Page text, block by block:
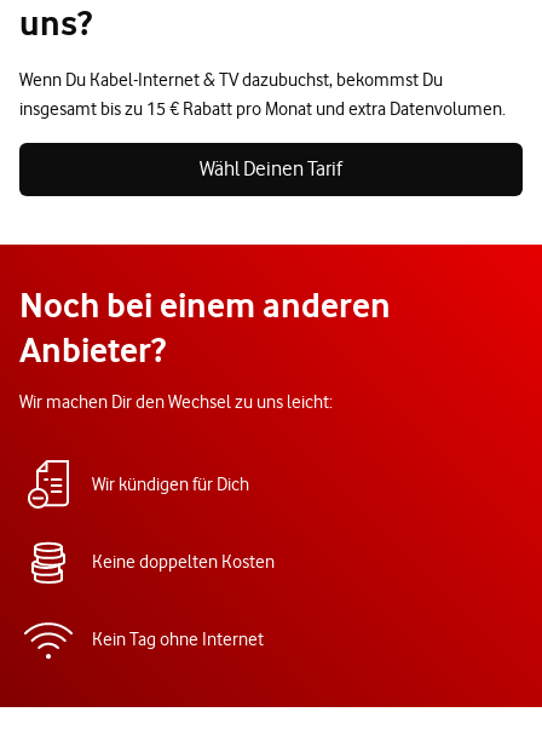
uns?
Wenn Du Kabel-Internet & TV dazubuchst, bekommst Du
insgesamt bis zu 15 € Rabatt pro Monat und extra Datenvolumen.
Wähl Deinen Tarif
Noch bei einem anderen
Anbieter?
Wir machen Dir den Wechsel zu uns leicht:
Wir kündigen für Dich
Keine doppelten Kosten
Kein Tag ohne Internet